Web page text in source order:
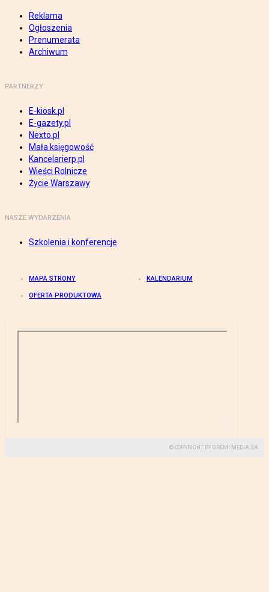
Reklama
Ogłoszenia
Prenumerata
Archiwum
PARTNERZY
E-kiosk.pl
E-gazety.pl
Nexto.pl
Mała księgowość
Kancelarierp.pl
Wieści Rolnicze
Życie Warszawy
NASZE WYDARZENIA
Szkolenia i konferencje
MAPA STRONY KALENDARIUM
OFERTA PRODUKTOWA
© COPYRIGHT BY GREMI MEDIA SA